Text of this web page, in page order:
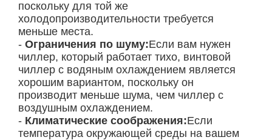
поскольку для той же
холодопроизводительности требуется
меньше места.
-Ограничения по шуму:Если вам нужен
чиллер, который работает тихо, винтовой
чиллер с водяным охлаждением является
хорошим вариантом, поскольку он
производит меньше шума, чем чиллер с
воздушным охлаждением.
- Климатические соображения:Если
температура окружающей среды на вашем